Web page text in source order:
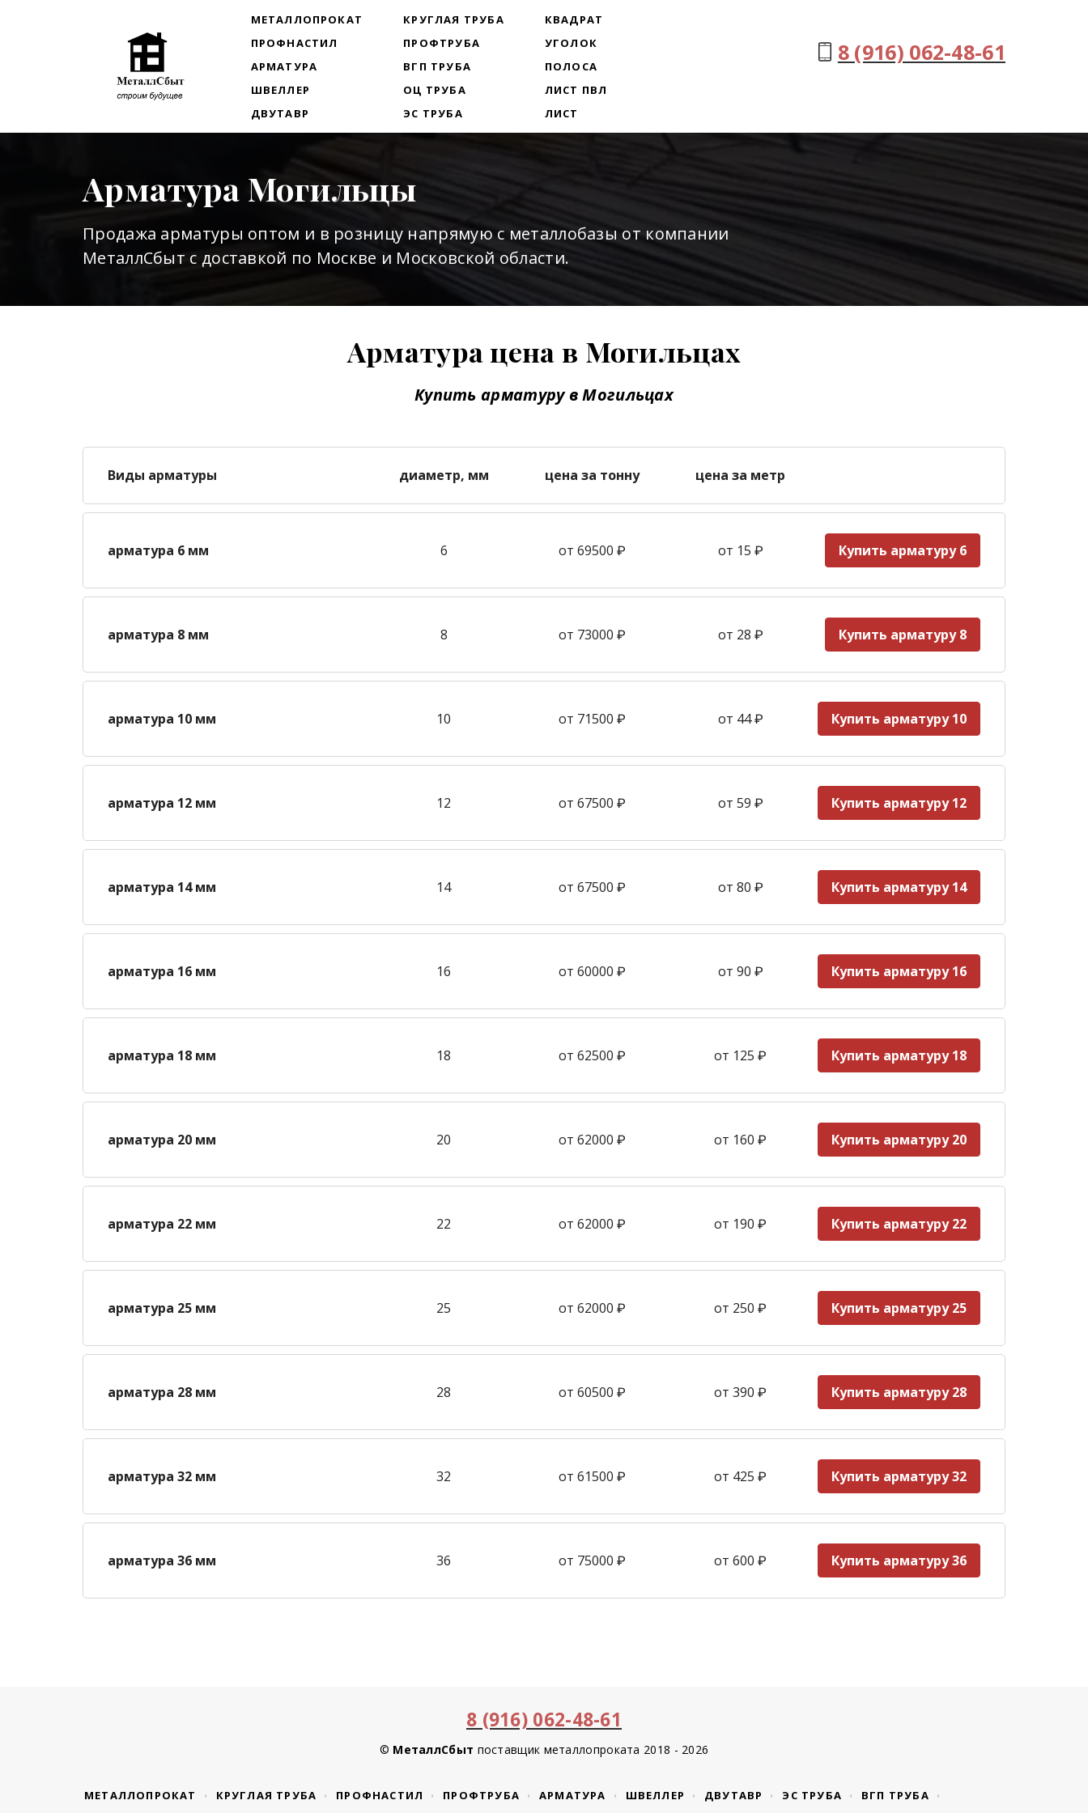
МЕТАЛЛОПРОКАТ
ПРОФНАСТИЛ
АРМАТУРА
ШВЕЛЛЕР
ДВУТАВР
КРУГЛАЯ ТРУБА
ПРОФТРУБА
ВГП ТРУБА
ОЦ ТРУБА
ЭС ТРУБА
КВАДРАТ
УГОЛОК
ПОЛОСА
ЛИСТ ПВЛ
ЛИСТ
8 (916) 062-48-61
Арматура Могильцы
Продажа арматуры оптом и в розницу напрямую с металлобазы от компании
МеталлСбыт с доставкой по Москве и Московской области.
Арматура цена в Могильцах
Купить арматуру в Могильцах
Виды арматуры диаметр, мм цена за тонну цена за метр
арматура 6 мм 6 от 69500 ₽ от 15 ₽ Купить арматуру 6
арматура 8 мм 8 от 73000 ₽ от 28 ₽ Купить арматуру 8
арматура 10 мм 10 от 71500 ₽ от 44₽ Купить арматуру 10
арматура 12 мм 12 от 67500 ₽ от 59 ₽ Купить арматуру 12
арматура 14 мм 14 от 67500 ₽ от 80 ₽ Купить арматуру 14
арматура 16 мм 16 от 60000 ₽ от 90 ₽ Купить арматуру 16
арматура 18 мм 18 от 62500 ₽ от 125 ₽ Купить арматуру 18
арматура 20 мм 20 от 62000 ₽ от 160₽ Купить арматуру 20
арматура 22 мм 22 от 62000 ₽ от 190 ₽ Купить арматуру 22
арматура 25 мм 25 от 62000 ₽ от 250₽ Купить арматуру 25
арматура 28 мм 28 от 60500 ₽ от 390₽ Купить арматуру 28
арматура 32 мм 32 от 61500 ₽ от 425 ₽ Купить арматуру 32
арматура 36 мм 36 от 75000 ₽ от 600 ₽ Купить арматуру 36
8 (916) 062-48-61
© МеталлСбыт поставщик металлопроката 2018 - 2026
МЕТАЛЛОПРОКАТ КРУГЛАЯ ТРУБА ПРОФНАСТИЛ ПРОФТРУБА АРМАТУРА ШВЕЛЛЕР ДВУТАВР ЭС ТРУБА
ВГП ТРУБА